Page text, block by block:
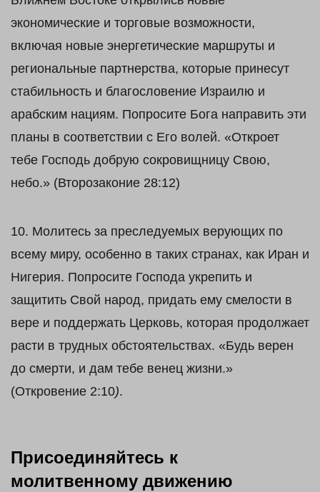
экономические и торговые возможности,
включая новые энергетические маршруты и
региональные партнерства, которые принесут
стабильность и благословение Израилю и
арабским нациям. Попросите Бога направить эти
планы в соответствии с Его волей. «Откроет
тебе Господь добрую сокровищницу Свою,
небо.» (Второзаконие 28:12)
10. Молитесь за преследуемых верующих по
всему миру, особенно в таких странах, как Иран и
Нигерия. Попросите Господа укрепить и
защитить Свой народ, придать ему смелости в
вере и поддержать Церковь, которая продолжает
расти в трудных обстоятельствах. «Будь верен
до смерти, и дам тебе венец жизни.»
(Откровение 2:10).
Присоединяйтесь к
молитвенному движению